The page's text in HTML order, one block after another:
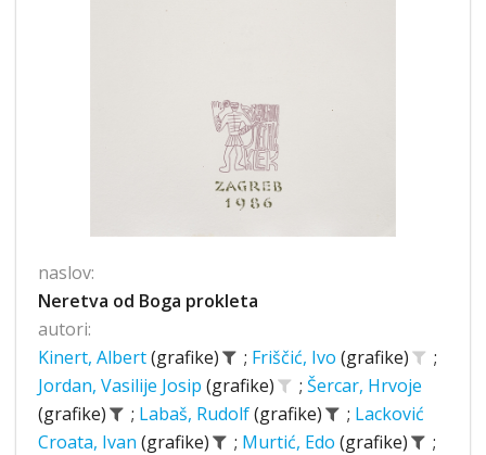
naslov:
Neretva od Boga prokleta
autori:
Kinert, Albert(grafike) ; Friščić, Ivo (grafike)
;
Jordan, Vasilije Josip (grafike) ; Šercar, Hrvoje
(grafike)
; Labaš, Rudolf(grafike) ; Lacković
Croata, Ivan (grafike) ; Murtić, Edo (grafike)
;